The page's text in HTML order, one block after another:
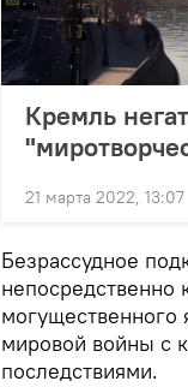
Кремль
21 марта 2022, 13:07
Безрассудное
непосредственно
могущественного
мировой войны с
последствиями.